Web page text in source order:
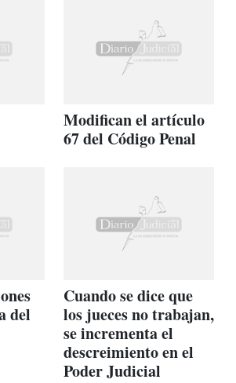
Modifican el artículo
67 del Código Penal
del
Cuando se dice que
los jueces no trabajan,
se incrementa el
descreimiento en el
Poder Judicial